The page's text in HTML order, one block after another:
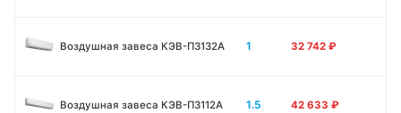
Воздушная завеса КЭВ-П3132A 1 32 742 ₽
Воздушная завеса КЭВ-П3112A 1.5 42 633 ₽